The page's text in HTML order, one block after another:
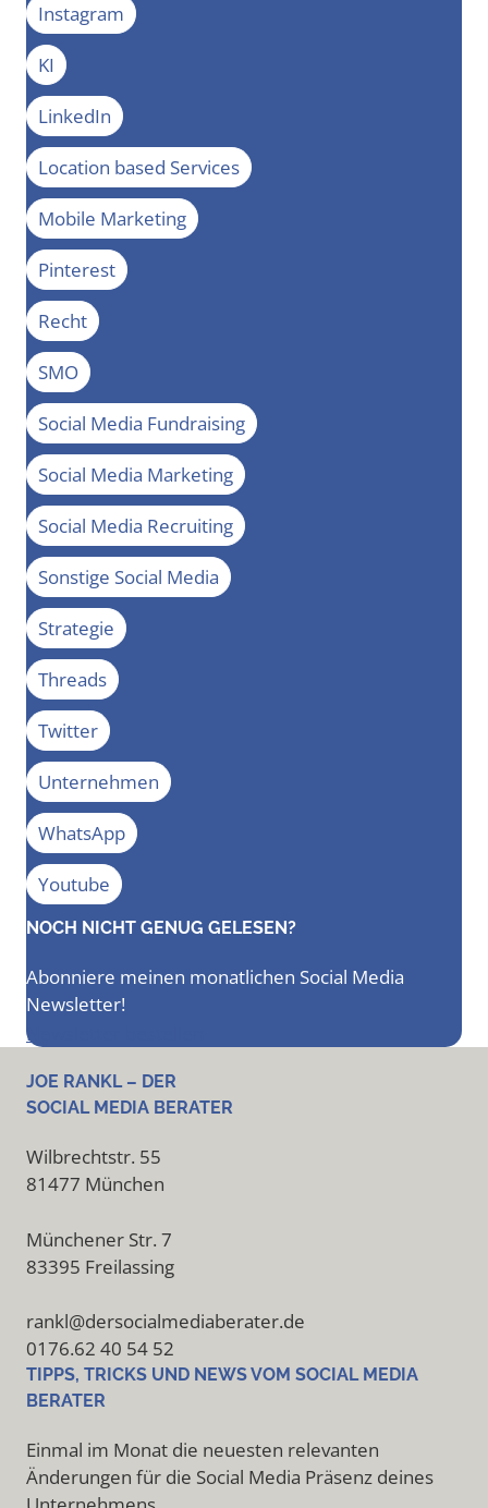
Instagram
KI
LinkedIn
Location based Services
Mobile Marketing
Pinterest
Recht
SMO
Social Media Fundraising
Social Media Marketing
Social Media Recruiting
Sonstige Social Media
Strategie
Threads
Twitter
Unternehmen
WhatsApp
Youtube
NOCH NICHT GENUG GELESEN?
Abonniere meinen monatlichen Social Media
Newsletter!
Newsletter bestellen
JOE RANKL – DER
SOCIAL MEDIA BERATER
Wilbrechtstr. 55
81477 München
Münchener Str. 7
83395 Freilassing
rankl@dersocialmediaberater.de
0176.62 40 54 52
TIPPS, TRICKS UND NEWS VOM SOCIAL MEDIA
BERATER
Einmal im Monat die neuesten relevanten
Änderungen für die Social Media Präsenz deines